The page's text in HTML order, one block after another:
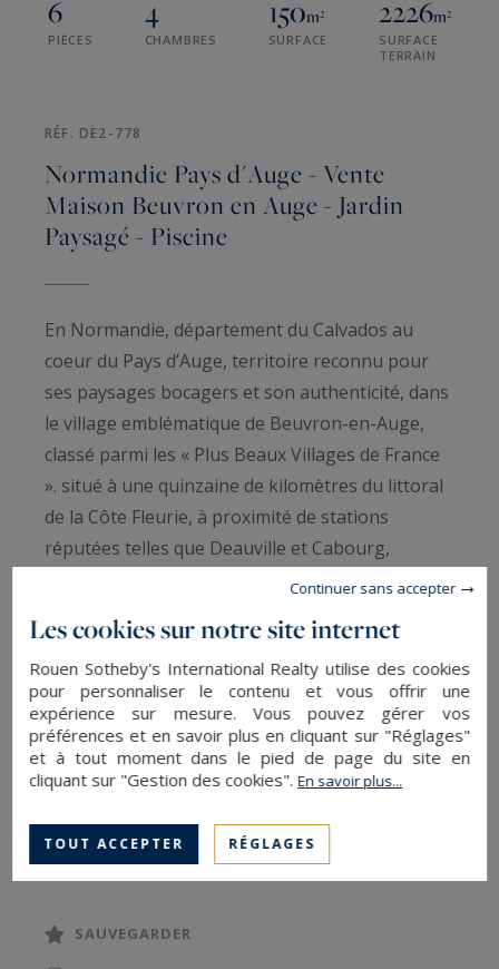
6
PIÈCES
4
CHAMBRES
150m²
SURFACE
2226m²
SURFACE
TERRAIN
RÉF. DE2-778
Normandie Pays d'Auge - Vente
Maison Beuvron en Auge - Jardin
Paysagé - Piscine
En Normandie, département du Calvados au
coeur du Pays d’Auge, territoire reconnu pour
ses paysages bocagers et son authenticité, dans
le village emblématique de Beuvron-en-Auge,
classé parmi les « Plus Beaux Villages de France
». situé à une quinzaine de kilomètres du littoral
de la Côte Fleurie, à proximité de stations
réputées telles que Deauville et Cabourg,
présente à la vente une propriété de charme et
de caractère, située au sein d’une voie "privée",
des plus calme et à deux pas du centre et ses
commerces.
La maison est édifiée au sein de 2.226 m², en
légère position dominante et à l’abri des regards
et agrémentées d’un zone détente piscine
chlore), ces lieu accueil trois bâtis à l’architecture
LIRE LA SUITE
SAUVEGARDER
Les cookies sur notre site internet
Rouen Sotheby's International Realty utilise des cookies
pour personnaliser le contenu et vous offrir une
expérience sur mesure. Vous pouvez gérer vos
préférences et en savoir plus en cliquant sur "Réglages"
et à tout moment dans le pied de page du site en
cliquant sur "Gestion des cookies".En savoir plus...
TOUT ACCEPTER RÉGLAGES
Continuer sans accepter